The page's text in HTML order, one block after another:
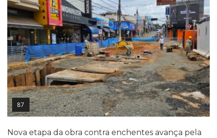
87
Nova etapa da obra contra enchentes avança pela